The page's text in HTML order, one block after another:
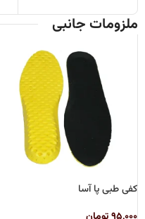
ملزومات جانبی
کفی طبی پا آسا